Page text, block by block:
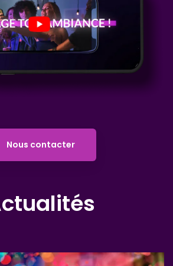
Nous contacter